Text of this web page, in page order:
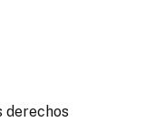
derechos